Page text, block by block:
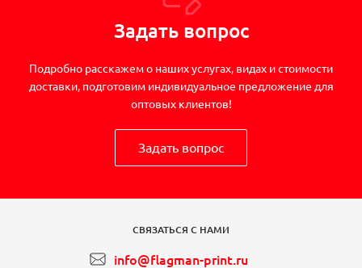
Задать вопрос
Подробно расскажем о наших услугах, видах и стоимости
доставки, подготовим индивидуальное предложение для
оптовых клиентов!
Задать вопрос
СВЯЗАТЬСЯ С НАМИ
info@flagman-print.ru